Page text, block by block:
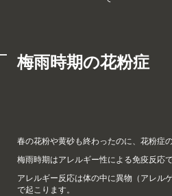
梅雨時期の花粉症
春の花粉や黄砂も終わったのに、花粉症
梅雨時期はアレルギー性による免疫反応
アレルギー反応は体の中に異物（アレル
で起こります。